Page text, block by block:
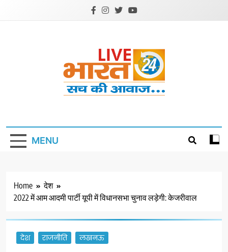
MENU
Home
देश
2022 में आम आदमी पार्टी यूपी में विधानसभा चुनाव लड़ेगी: केजरीवाल
देश राजनीति लखनऊ